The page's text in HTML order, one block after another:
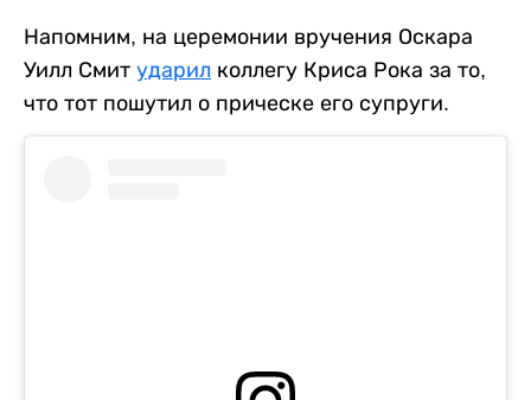
Напомним, на церемонии вручения Оскара
Уилл Смит ударил коллегу Криса Рока за то,
что тот пошутил о прическе его супруги.